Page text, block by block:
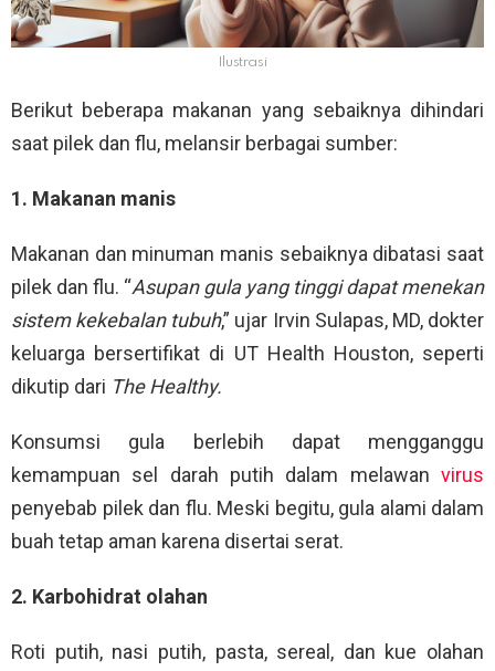
Ilustrasi
Berikut beberapa makanan yang sebaiknya dihindari
saat pilek dan flu, melansir berbagai sumber:
1. Makanan manis
Makanan dan minuman manis sebaiknya dibatasi saat
pilek dan flu. “Asupan gula yang tinggi dapat menekan
sistem kekebalan tubuh,” ujar Irvin Sulapas, MD, dokter
keluarga bersertifikat di UT Health Houston, seperti
dikutip dari The Healthy.
Konsumsi gula berlebih dapat mengganggu
kemampuan sel darah putih dalam melawan virus
penyebab pilek dan flu. Meski begitu, gula alami dalam
buah tetap aman karena disertai serat.
2. Karbohidrat olahan
Roti putih, nasi putih, pasta, sereal, dan kue olahan